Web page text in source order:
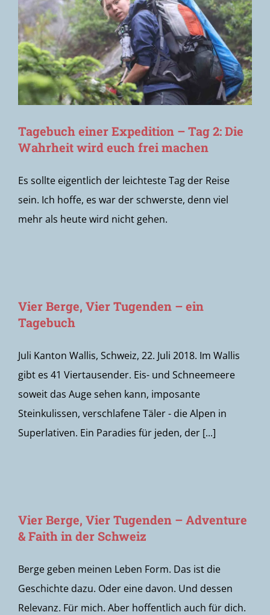
Tagebuch einer Expedition – Tag 2: Die
Wahrheit wird euch frei machen
Es sollte eigentlich der leichteste Tag der Reise
sein. Ich hoffe, es war der schwerste, denn viel
mehr als heute wird nicht gehen.
Vier Berge, Vier Tugenden – ein
Tagebuch
Juli Kanton Wallis, Schweiz, 22. Juli 2018. Im Wallis
gibt es 41 Viertausender. Eis- und Schneemeere
soweit das Auge sehen kann, imposante
Steinkulissen, verschlafene Täler - die Alpen in
Superlativen. Ein Paradies für jeden, der [...]
Vier Berge, Vier Tugenden – Adventure
& Faith in der Schweiz
Berge geben meinen Leben Form. Das ist die
Geschichte dazu. Oder eine davon. Und dessen
Relevanz. Für mich. Aber hoffentlich auch für dich.